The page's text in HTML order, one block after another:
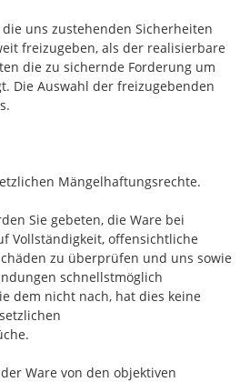
uns zustehenden Sicherheiten
freizugeben, als der realisierbare
die zu sichernde Forderung um
Die Auswahl der freizugebenden
Mängelhaftungsrechte.
Sie gebeten, die Ware bei
Vollständigkeit, offensichtliche
zu überprüfen und uns sowie
schnellstmöglich
dem nicht nach, hat dies keine
Ware von den objektiven